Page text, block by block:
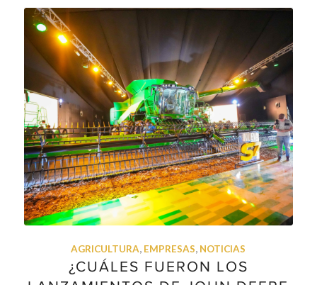
AGRICULTURA, EMPRESAS, NOTICIAS
¿CUÁLES FUERON LOS